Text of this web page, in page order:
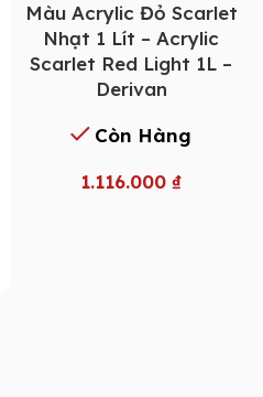
Màu Acrylic Đỏ Scarlet
Nhạt 1 Lít – Acrylic
Scarlet Red Light 1L –
Derivan
Còn Hàng
1.116.000₫